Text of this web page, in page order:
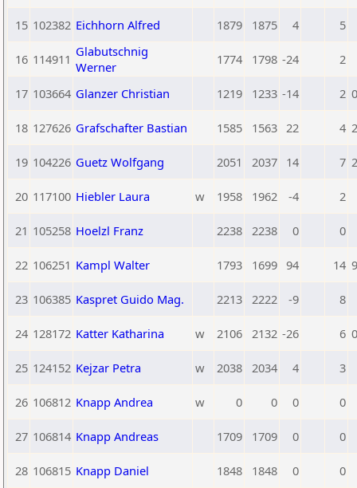
15 102382 Eichhorn Alfred 1879 1875 4 5
16 114911 Glabutschnig
Werner
1774 1798 -24 2
17 103664 Glanzer Christian 1219 1233 -14 2
18 127626 Grafschafter Bastian 1585 1563 22 4
19 104226 Guetz Wolfgang 2051 2037 14 7
20 117100 Hiebler Laura w 1958 1962 -4 2
21 105258 Hoelzl Franz 2238 2238 0 0
22 106251 Kampl Walter 1793 1699 94 14
23 106385 Kaspret Guido Mag. 2213 2222 -9 8
24 128172 Katter Katharina w 2106 2132 -26 6
25 124152 Kejzar Petra w 2038 2034 4 3
26 106812 Knapp Andrea w 0 0 0 0
27 106814 Knapp Andreas 1709 1709 0 0
28 106815 Knapp Daniel 1848 1848 0 0